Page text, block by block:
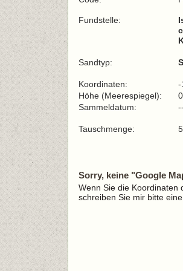
Fundstelle:
Sandtyp:
Koordinaten:
-
Höhe (Meerespiegel):
Sammeldatum:
Tauschmenge:
Sorry, keine "Google
Wenn Sie die Koordinaten
schreiben Sie mir bitte eine